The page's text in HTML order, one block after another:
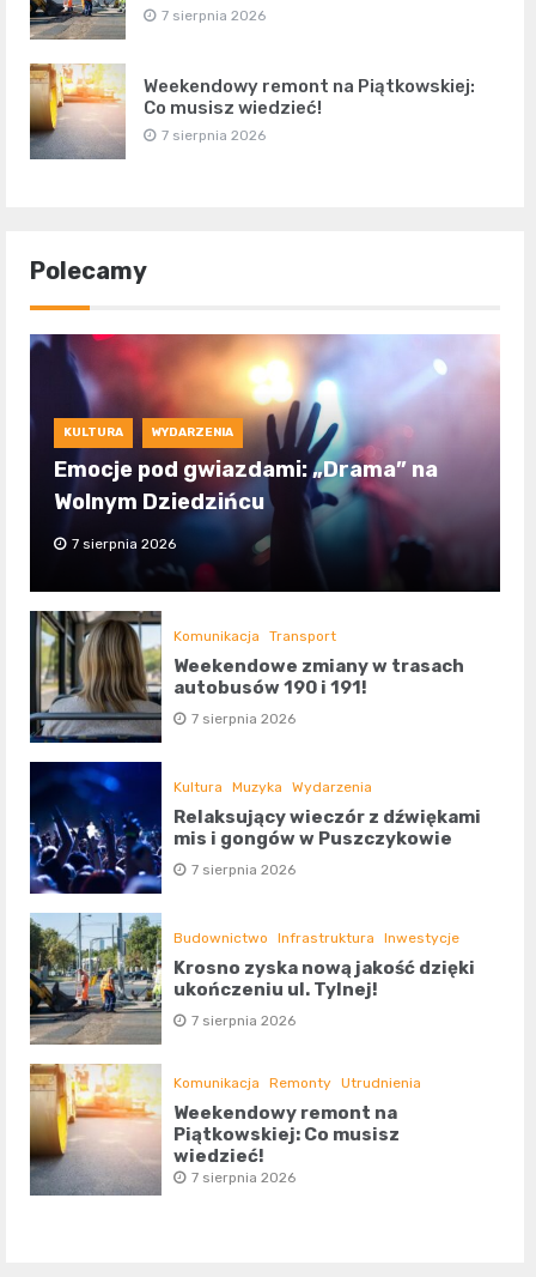
7 sierpnia 2026
Weekendowy remont na Piątkowskiej:
Co musisz wiedzieć!
7 sierpnia 2026
Polecamy
KULTURA WYDARZENIA
Emocje pod gwiazdami: „Drama” na
Wolnym Dziedzińcu
7 sierpnia 2026
Komunikacja Transport
Weekendowe zmiany w trasach
autobusów 190 i 191!
7 sierpnia 2026
Kultura Muzyka Wydarzenia
Relaksujący wieczór z dźwiękami
mis i gongów w Puszczykowie
7 sierpnia 2026
Budownictwo Infrastruktura Inwestycje
Krosno zyska nową jakość dzięki
ukończeniu ul. Tylnej!
7 sierpnia 2026
Komunikacja Remonty Utrudnienia
Weekendowy remont na
Piątkowskiej: Co musisz
wiedzieć!
7 sierpnia 2026